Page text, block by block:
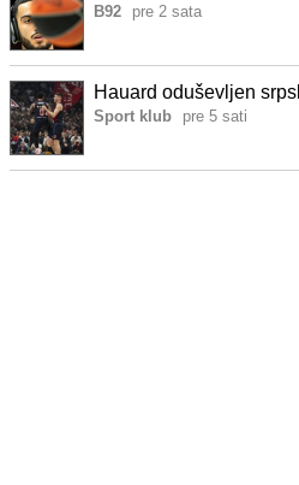
B92 pre 2 sata
Hauard oduševljen
Sport klub pre 5 sati